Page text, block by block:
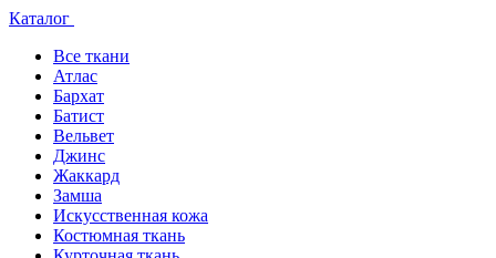
Каталог
Все ткани
Атлас
Бархат
Батист
Вельвет
Джинс
Жаккард
Замша
Искусственная кожа
Костюмная ткань